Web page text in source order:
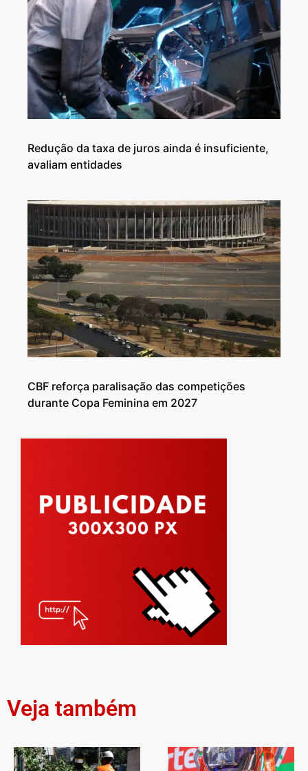
Redução da taxa de juros ainda é insuficiente,
avaliam entidades
CBF reforça paralisação das competições
durante Copa Feminina em 2027
Veja também